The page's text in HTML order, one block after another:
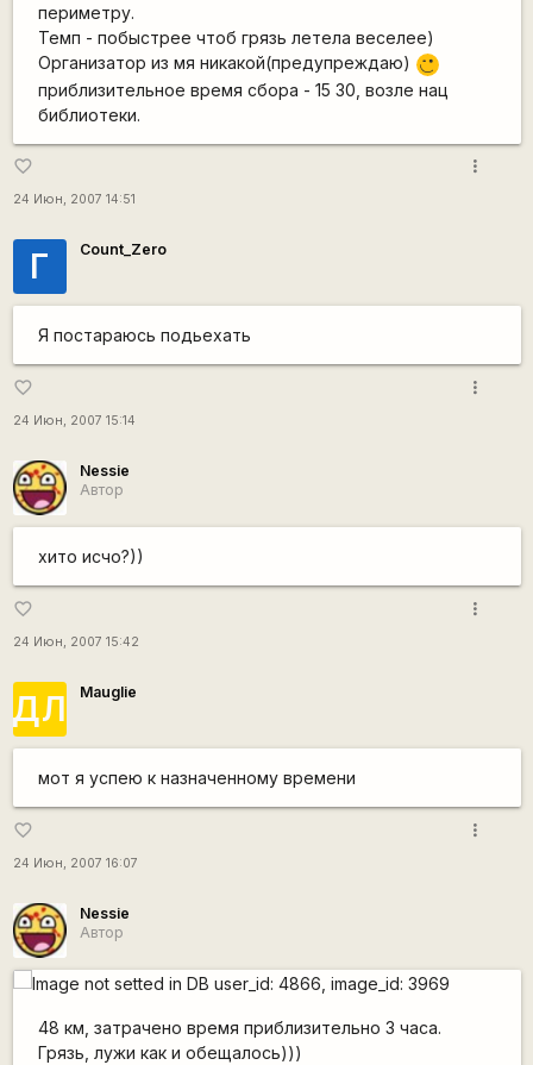
периметру.
Темп - побыстрее чтоб грязь летела веселее)
Организатор из мя никакой(предупреждаю) ,-)
приблизительное время сбора - 15 30, возле нац
библиотеки.
favorite_border
24 Июн, 2007 14:51
more_vert
Г Count_Zero
Я постараюсь подьехать
favorite_border
24 Июн, 2007 15:14
more_vert
Nessie
Автор
хито исчо?))
favorite_border
24 Июн, 2007 15:42
more_vert
ДЛ Mauglie
мот я успею к назначенному времени
favorite_border
24 Июн, 2007 16:07
more_vert
Nessie
Автор
48 км, затрачено время приблизительно 3 часа.
Грязь, лужи как и обещалось)))